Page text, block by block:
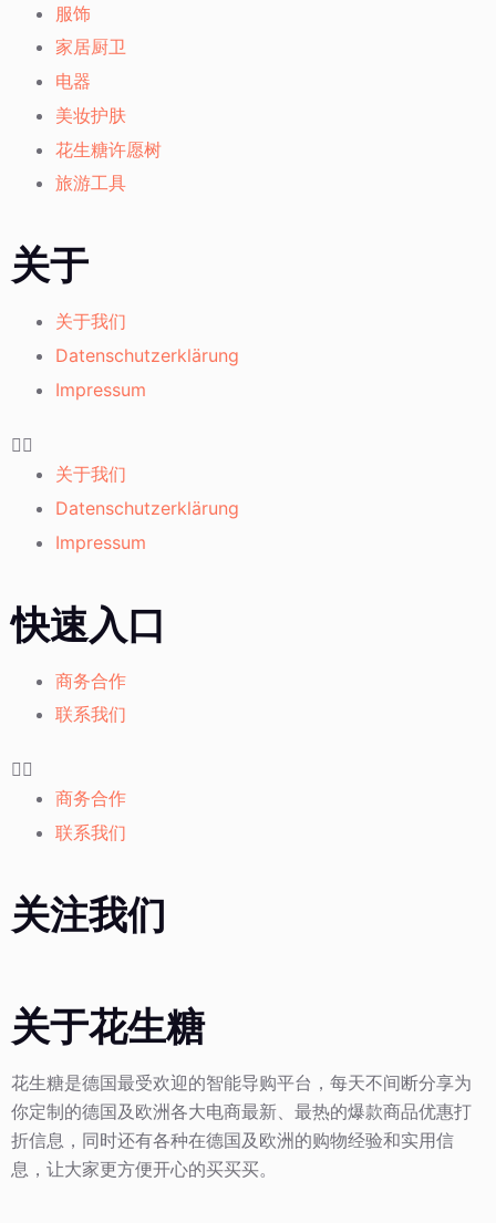
服饰
家居厨卫
电器
美妆护肤
花生糖许愿树
旅游工具
关于
关于我们
Datenschutzerklärung
Impressum
关于我们
Datenschutzerklärung
Impressum
快速入口
商务合作
联系我们
商务合作
联系我们
关注我们
关于花生糖
花生糖是德国最受欢迎的智能导购平台，每天不间断分享为
你定制的德国及欧洲各大电商最新、最热的爆款商品优惠打
折信息，同时还有各种在德国及欧洲的购物经验和实用信
息，让大家更方便开心的买买买。